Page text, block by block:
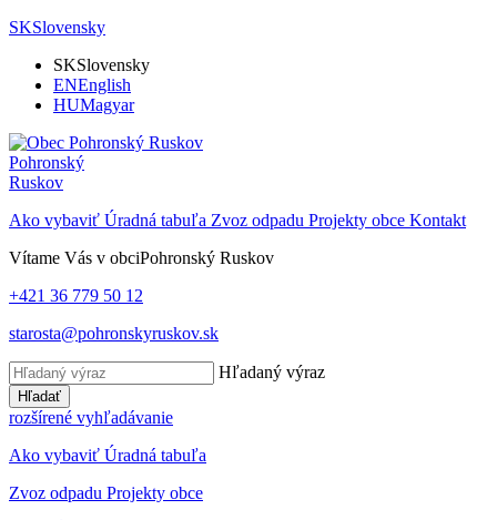
SKSlovensky
SKSlovensky
ENEnglish
HUMagyar
Pohronský
Ruskov
Ako vybaviť Úradná tabuľa Zvoz odpadu Projekty obce Kontakt
Vítame Vás v obciPohronský Ruskov
+421 36 779 50 12
starosta@pohronskyruskov.sk
Hľadaný výraz
Hľadať
rozšírené vyhľadávanie
Ako vybaviť Úradná tabuľa
Zvoz odpadu Projekty obce